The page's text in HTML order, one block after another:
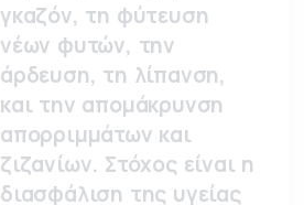
γκαζόν, τη φύτευση
νέων φυτών, την
άρδευση, τη λίπανση,
και την απομάκρυνση
απορριμμάτων και
ζιζανίων. Στόχος είναι η
διασφάλιση της υγείας